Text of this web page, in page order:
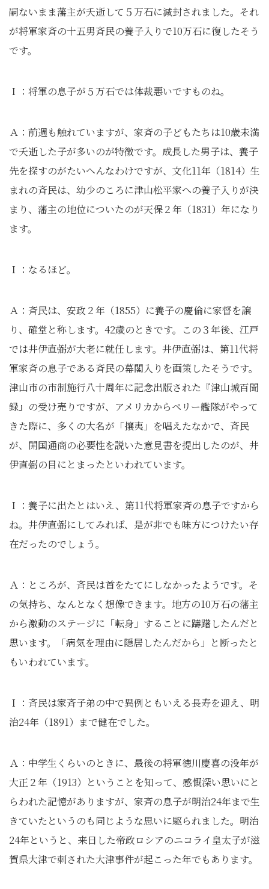
嗣ないまま藩主が夭逝して５万石に減封されました。それ
が将軍家斉の十五男斉民の養子入りで10万石に復したそう
です。
Ｉ：将軍の息子が５万石では体裁悪いですものね。
Ａ：前週も触れていますが、家斉の子どもたちは10歳未満
で夭逝した子が多いのが特徴です。成長した男子は、養子
先を探すのがたいへんなわけですが、文化11年（1814）生
まれの斉民は、幼少のころに津山松平家への養子入りが決
まり、藩主の地位についたのが天保２年（1831）年になり
ます。
Ｉ：なるほど。
Ａ：斉民は、安政２年（1855）に養子の慶倫に家督を譲
り、確堂と称します。42歳のときです。この３年後、江戸
では井伊直弼が大老に就任します。井伊直弼は、第11代将
軍家斉の息子である斉民の幕閣入りを画策したそうです。
津山市の市制施行八十周年に記念出版された『津山城百聞
録』の受け売りですが、アメリカからペリー艦隊がやって
きた際に、多くの大名が「攘夷」を唱えたなかで、斉民
が、開国通商の必要性を説いた意見書を提出したのが、井
伊直弼の目にとまったといわれています。
Ｉ：養子に出たとはいえ、第11代将軍家斉の息子ですから
ね。井伊直弼にしてみれば、是が非でも味方につけたい存
在だったのでしょう。
Ａ：ところが、斉民は首をたてにしなかったようです。そ
の気持ち、なんとなく想像できます。地方の10万石の藩主
から激動のステージに「転身」することに躊躇したんだと
思います。「病気を理由に隠居したんだから」と断ったと
もいわれています。
Ｉ：斉民は家斉子弟の中で異例ともいえる長寿を迎え、明
治24年（1891）まで健在でした。
Ａ：中学生くらいのときに、最後の将軍徳川慶喜の没年が
大正２年（1913）ということを知って、感慨深い思いにと
らわれた記憶がありますが、家斉の息子が明治24年まで生
きていたというのも同じような思いに駆られました。明治
24年というと、来日した帝政ロシアのニコライ皇太子が滋
賀県大津で刺された大津事件が起こった年でもあります。